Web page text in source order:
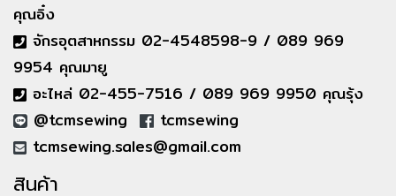
คุณอิ๋ง
จักรอุตสาหกรรม 02-4548598-9 / 089 969
9954 คุณมายู
อะไหล่ 02-455-7516 / 089 969 9950 คุณรุ้ง
@tcmsewing
tcmsewing
tcmsewing.sales@gmail.com
สินค้า